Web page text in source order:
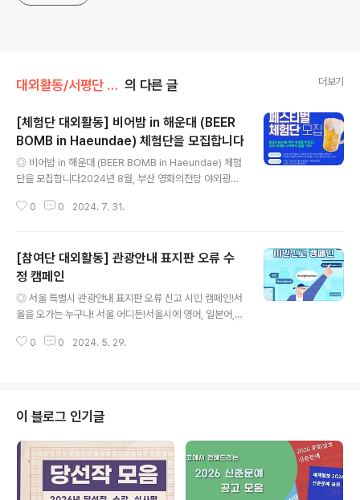
대외활동/서평단 • 참여단 • 평가단 • 자문단 의 다른 글 더보기
[체험단 대외활동] 비어밤 in 해운대 (BEER
BOMB in Haeundae) 체험단을 모집합니다
◎ 비어밤 in 해운대 (BEER BOMB in Haeundae) 체험
단을 모집합니다2024년 8월, 부산 영화의전당 야외광장
모집합니다!2024 부산의 새로운 맥주 축제 을 무료로 즐
있는 대한민국 성인 누구나- SNS 마케팅 경험을 쌓고 싶
으신 분 (*온라인 콘텐츠 제작 경험자, 인플루언서, 파워블
로거 등 우대)-2024월 8월 15일(목) ~ 8월 18일(일) 비
어밤 in 해운대 축제 기간 중 1일 방문하실 수 있는 분 ◎
기간 및 일정-모집 기간: 2024년 7월 26일(금) ~ 8월 8
일(목)-합격자 발표: 2024년 8월..
0 0 2024. 7. 31.
[참여단 대외활동] 관광안내 표지판 오류 수
정 캠페인
◎ 서울 특별시 관광안내 표지판 오류 신고 시민 캠페인!서
울을 오가는 누구나! 서울 어디든!서울시에 영어, 일본어,
택을 받으세요! ◎ 참가자격서울을 오가는 누구나!관광안
통한 오류 신고 (https://forms.gle/DyaG4Lm1pcGz
ALPR6) [오류신고제출 필수 내용(오류 표기 5건 필수)]1.
관광안내표지판 종류2. 신고 위치3. 오류 안내판 사진1매,
표지판 주변 사진1매 ◎ 활동 내용서울시 내 지정된 점검
대상 표지판의 관광안내 외국어 표기 오류를 찾아 바..
0 0 2024. 5. 29.
이 블로그 인기글